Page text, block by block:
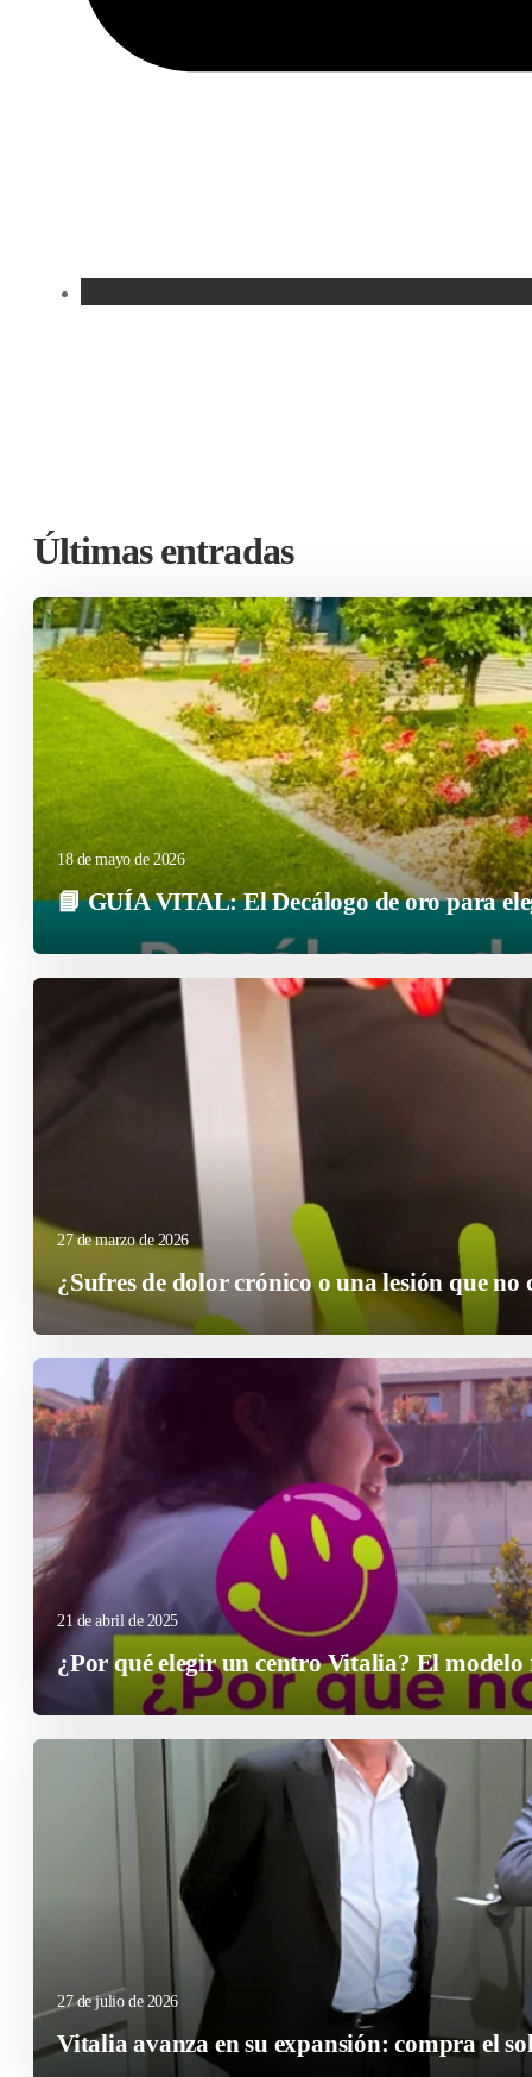
Últimas entradas
18 de mayo de 2026
📘 GUÍA VITAL: El Decálogo de oro para
27 de marzo de 2026
¿Sufres de dolor crónico o una lesión que
21 de abril de 2025
¿Por qué elegir un centro Vitalia? El
27 de julio de 2026
Vitalia avanza en su expansión: compra el